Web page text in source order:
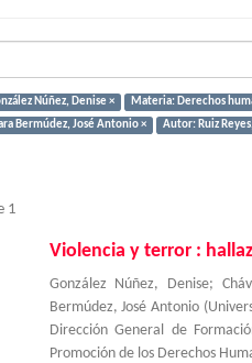
Núñez, Denise × Materia: Derechos
Bermúdez, José Antonio × Autor: Ruiz
1
Violencia y terror :
González Núñez, Denise;
Bermúdez, José Antonio (
Dirección General de
Promoción de los Derechos